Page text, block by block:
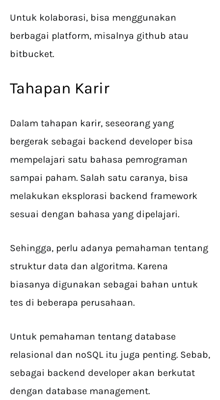
Untuk kolaborasi, bisa menggunakan
berbagai platform, misalnya github atau
bitbucket.
Tahapan Karir
Dalam tahapan karir, seseorang yang
bergerak sebagai backend developer bisa
mempelajari satu bahasa pemrograman
sampai paham. Salah satu caranya, bisa
melakukan eksplorasi backend framework
sesuai dengan bahasa yang dipelajari.
Sehingga, perlu adanya pemahaman tentang
struktur data dan algoritma. Karena
biasanya digunakan sebagai bahan untuk
tes di beberapa perusahaan.
Untuk pemahaman tentang database
relasional dan noSQL itu juga penting. Sebab,
sebagai backend developer akan berkutat
dengan database management.